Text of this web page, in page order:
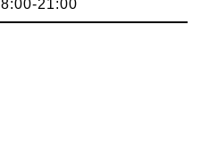
8:00-21:00